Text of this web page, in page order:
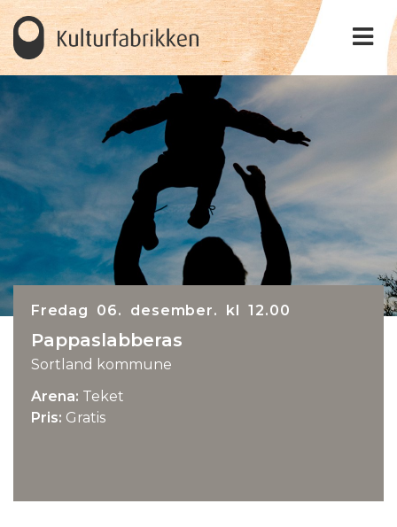
Fredag 06. desember. kl 12.00
Pappaslabberas
Sortland kommune
Arena: Teket
Pris: Gratis